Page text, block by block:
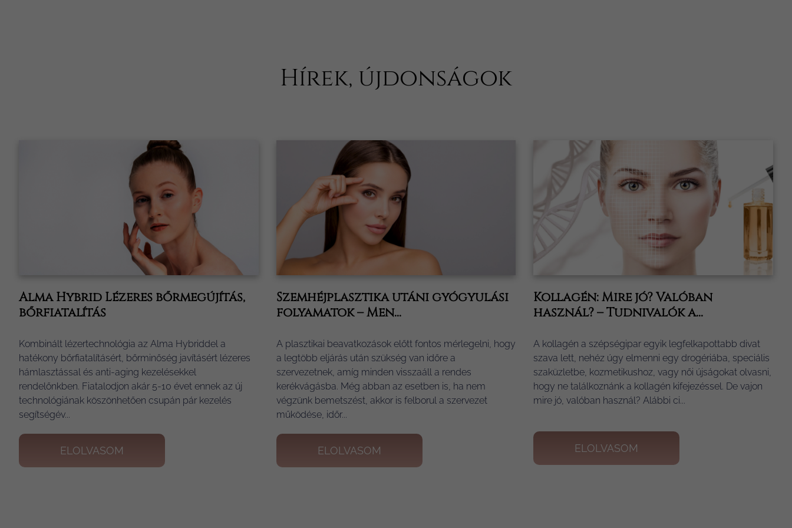
Hírek, újdonságok
Alma Hybrid Lézeres bőrmegújítás,
bőrfiatalítás
Kombinált lézertechnológia az Alma Hybriddel a
hatékony bőrfiatalításért, bőrminőség javításért lézeres
hámlasztással és anti-aging kezelésekkel
rendelőnkben. Fiatalodjon akár 5-10 évet ennek az új
technológiának köszönhetően csupán pár kezelés
segítségév...
ELOLVASOM
Szemhéjplasztika utáni gyógyulási
folyamatok – Men...
A plasztikai beavatkozások előtt fontos mérlegelni, hogy
a legtöbb eljárás után szükség van időre a
szervezetnek, amíg minden visszaáll a rendes
kerékvágásba. Még abban az esetben is, ha nem
végzünk bemetszést, akkor is felborul a szervezet
működése, időr...
ELOLVASOM
Kollagén: Mire jó? Valóban
használ? – Tudnivalók a...
A kollagén a szépségipar egyik legfelkapottabb divat
szava lett, nehéz úgy elmenni egy drogériába, speciális
szaküzletbe, kozmetikushoz, vagy női újságokat olvasni,
hogy ne találkoznánk a kollagén kifejezéssel. De vajon
mire jó, valóban használ? Alábbi ci...
ELOLVASOM